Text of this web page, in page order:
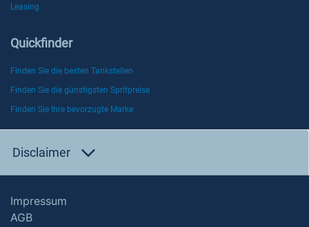
Leasing
Quickfinder
Finden Sie die besten Tankstellen
Finden Sie die günstigsten Spritpreise
Finden Sie Ihre bevorzugte Marke
Disclaimer
Impressum
AGB